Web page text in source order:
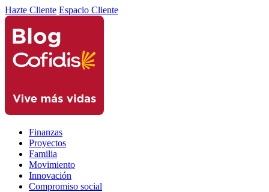
Hazte Cliente Espacio Cliente
Finanzas
Proyectos
Familia
Movimiento
Innovación
Compromiso social